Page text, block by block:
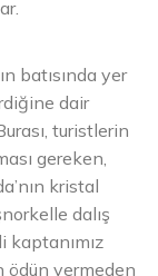
batısında yer
dair
turistlerin
gereken,
kristal
dalış
kaptanımız
vermeden